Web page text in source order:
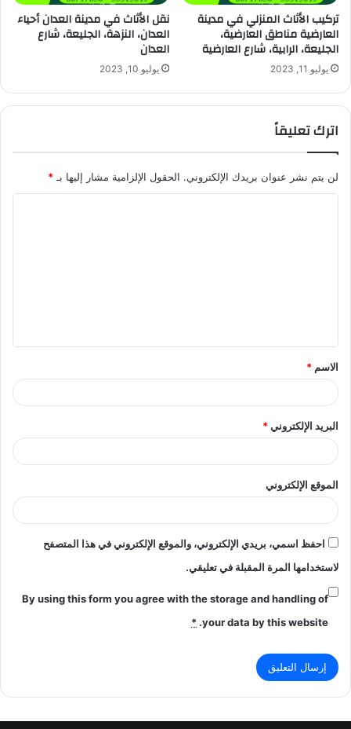
تركيب الأثاث المنزلي في مدينة
العارضية مناطق العارضية،
الجليعة، الرابية، شارع العارضية
يوليو 11, 2023
نقل الأثاث في مدينة العدان أحياء
العدان، النزهة، الجليعة، شارع
العدان
يوليو 10, 2023
اترك تعليقاً
لن يتم نشر عنوان بريدك الإلكتروني. الحقول الإلزامية مشار إليها بـ*
ق
*
الاسم *
البريد الإلكتروني*
الموقع الإلكتروني
احفظ اسمي، بريدي الإلكتروني، والموقع الإلكتروني في هذا المتصفح
لاستخدامها المرة المقبلة في تعليقي.
By using this form you agree with the storage and handling of
your data by this website.
*